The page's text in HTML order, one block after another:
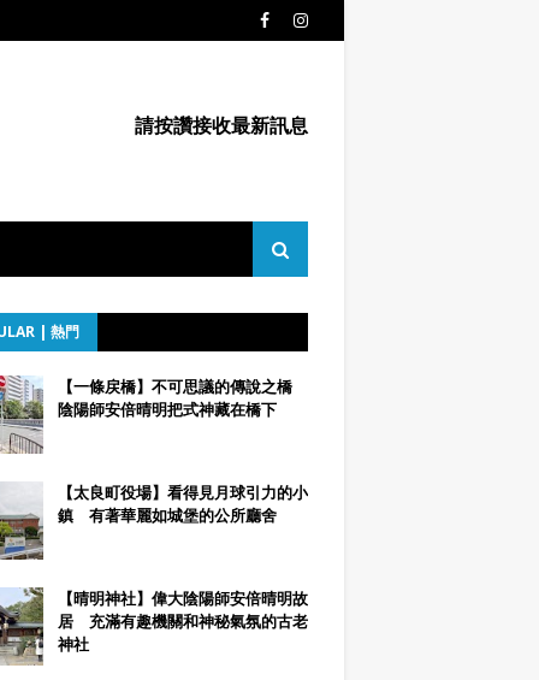
請按讚接收最新訊息
| 熱門
【一條戻橋】不可思議的傳說之橋
陰陽師安倍晴明把式神藏在橋下
【太良町役場】看得見月球引力的小
鎮 有著華麗如城堡的公所廳舍
【晴明神社】偉大陰陽師安倍晴明故
居 充滿有趣機關和神秘氣氛的古老
神社